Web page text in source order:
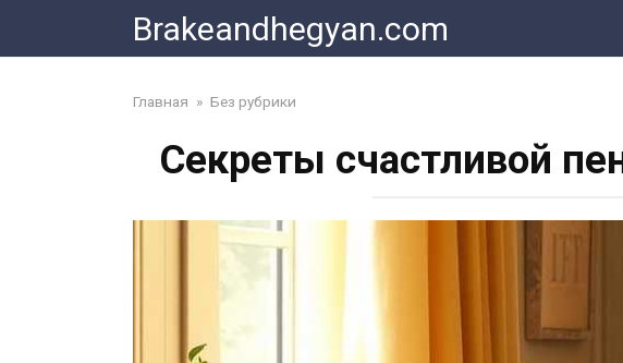
content
Brakeandhegyan.com
Главная » Без рубрики
Секреты счастливой